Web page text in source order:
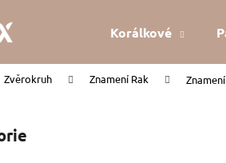
Korálkové
Zvěrokruh Znamení Rak